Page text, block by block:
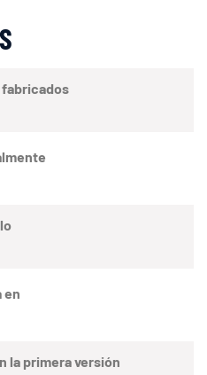
en
la primera versión